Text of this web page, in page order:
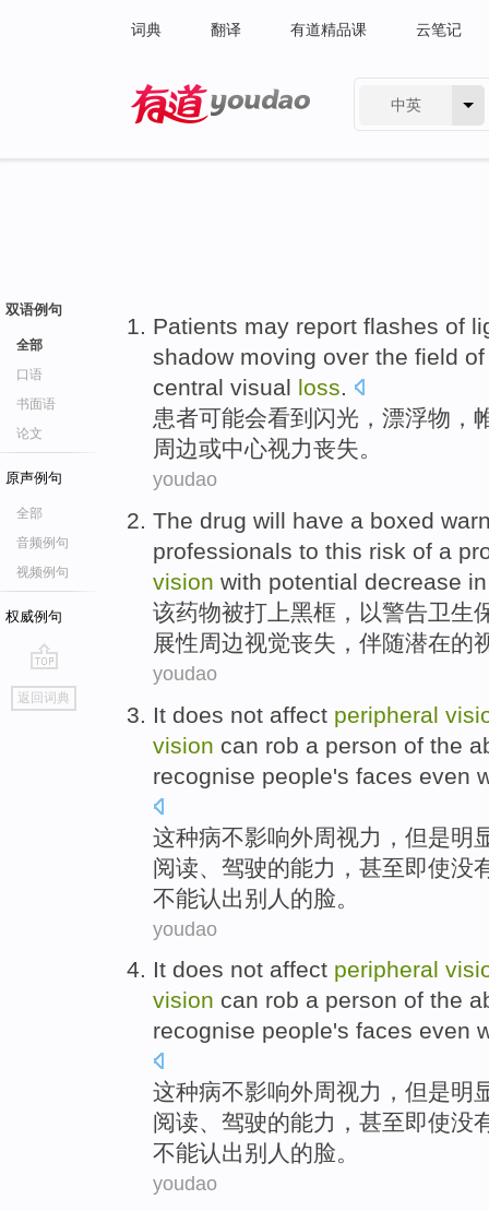
词典 翻译 有道精品课 云笔记
中英
双语例句
全部
口语
书面语
论文
原声例句
全部
音频例句
视频例句
权威例句
go
top
返回词典
Patients may report flashes of
shadow moving over the field
central visual loss.
患者可能会看到闪光 ， 漂浮物 ，
周边或中心视力丧失。
youdao
The drug will have a boxed
professionals to this risk of a
vision with potential decrease
该药物被打上黑框， 以警告卫生
展性周边视觉丧失 ， 伴随潜在的
youdao
It does not affect peripheral
vision can rob a person of the
recognise people's faces even
这种病不影响外周视力 ， 但是明
阅读
驾驶的能力 ， 甚至即使没
不能认出别人 的 脸 。
youdao
It does not affect peripheral
vision can rob a person of the
recognise people's faces even
这种病不影响外周视力 ， 但是明
阅读、 驾驶的能力 ， 甚至即使没
不能认出别人 的脸。
youdao